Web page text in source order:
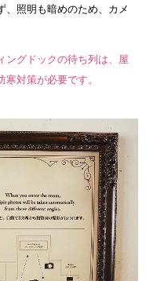
、照明も暗めのため、カメ
ングドックの待ち列は、屋
対策が必要です。